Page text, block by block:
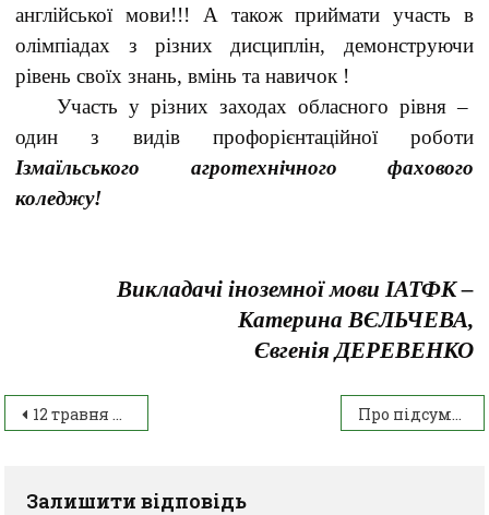
англійської мови!!! А також приймати участь в
олімпіадах з різних дисциплін, демонструючи
рівень своїх знань, вмінь та навичок !
Участь у різних заходах обласного рівня –
один з видів профорієнтаційної роботи
Ізмаїльського агротехнічного фахового
коледжу!
Викладачі іноземної мови ІАТФК –
Катерина ВЄЛЬЧЕВА,
Євгенія ДЕРЕВЕНКО
12 травня – День матері Про підсумки огляду-конкурсу навчальних кабінетів бухгалтерських дисциплін закладів фахової передвищої освіти Одеської області.
Залишити відповідь